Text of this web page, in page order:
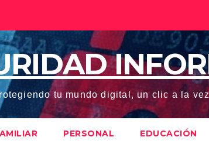
tu mundo digital, un clic a la
PERSONAL EDUCACIÓN